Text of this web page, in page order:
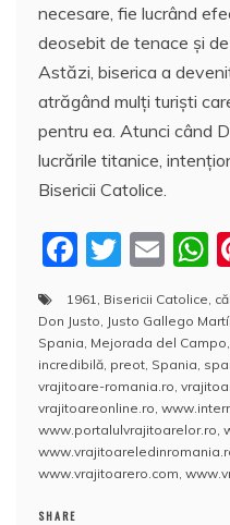
necesare, fie lucrând
deosebit de tenace şi
Astăzi, biserica a
atrăgând mulți turiști
pentru ea. Atunci când
lucrările titanice,
Bisericii Catolice.
F
a
c
e
b
o
o
k
T
w
itt
er
E
m
ai
l
h
s
p
p
1961 Bisericii Catolice
Don Justo Justo Gallego
Spania Mejorada del Campo
incredibilă preot Spania
vrajitoare-romania.ro
vrajitoareonline.ro
www.portalulvrajitoarelor.ro
www.vrajitoarero.com
SHARE